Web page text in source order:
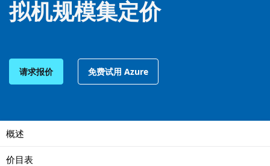
拟机规模集定价
请求报价 免费试用 Azure
概述
价目表